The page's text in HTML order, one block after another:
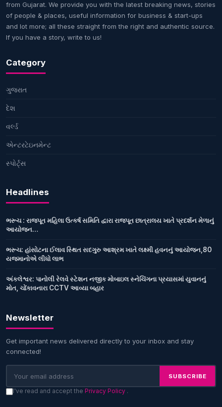
from Gujarat. We provide you with the latest breaking news, stories
of people & places, useful information for business & start-ups
and lot more; all these straight from the right and authentic source.
If you have a story, write to us!
Category
ગુજરાત
દેશ
વર્લ્ડ
એન્ટરટેઇનમેન્ટ
સ્પોર્ટ્સ
Headlines
ભરૂચ : રાજપૂત મહિલા ઉત્કર્ષ સમિતિ દ્વારા રાજપૂત છાત્રાલય ખાતે પ્રદર્શન મેળાનું
આયોજન…
ભરૂચ: હાંસોટના ઈલાવ સ્થિત સદગુરુ આશ્રમ ખાતે લક્ષ્મી હવનનું આયોજન,80
યજમાનોએ લીધો લાભ
અંકલેશ્વર: પાનોલી રેલવે સ્ટેશન નજીક મોબાઇલ સ્નેચિંગના પ્રયાસમાં યુવાનનું
મોત, ચોંકાવનારા CCTV આવ્યા બહાર
Newsletter
Get important news delivered directly to your inbox and stay
connected!
SUBSCRIBE
I've read and accept the Privacy Policy .